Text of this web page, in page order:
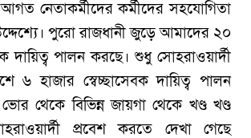
নেতাকর্মীদের কর্মীদের সহযোগিতা
পুরো রাজধানী জুড়ে আমাদের ২০
দায়িত্ব পালন করছে। শুধু সোহরাওয়ার্দী
৬ হাজার স্বেচ্ছাসেবক দায়িত্ব পালন
থেকে বিভিন্ন জায়গা থেকে খণ্ড খণ্ড
প্রবেশ করতে দেখা গেছে